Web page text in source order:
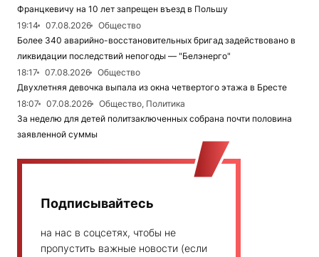
Францкевичу на 10 лет запрещен въезд в Польшу
19:14
07.08.2026
Общество
Более 340 аварийно-восстановительных бригад задействовано в
ликвидации последствий непогоды — "Белэнерго"
18:17
07.08.2026
Общество
Двухлетняя девочка выпала из окна четвертого этажа в Бресте
18:07
07.08.2026
Общество, Политика
За неделю для детей политзаключенных собрана почти половина
заявленной суммы
Подписывайтесь
на нас в соцсетях, чтобы не
пропустить важные новости (если